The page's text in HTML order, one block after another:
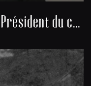
Docteur Alexis Banayan : Président du consistoire de la communauté juive de Bordeaux